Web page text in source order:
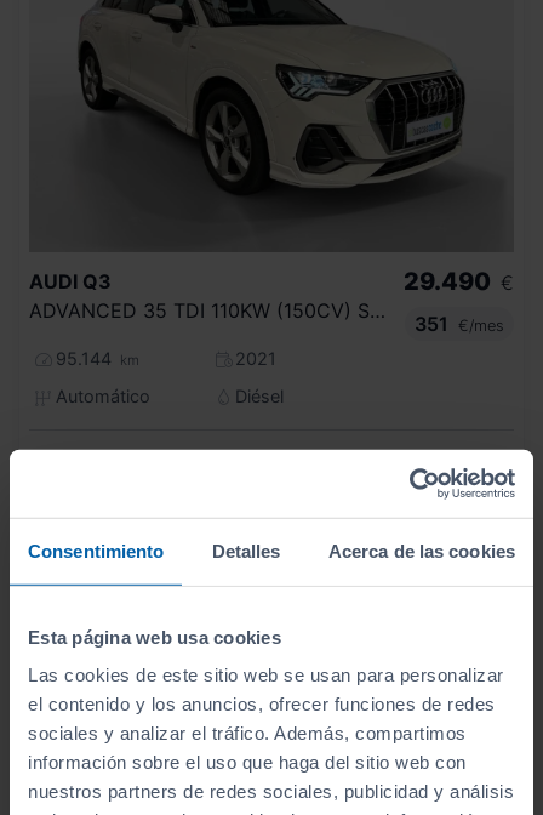
Consentimiento Detalles Acerca de las cookies
Esta página web usa cookies
Las cookies de este sitio web se usan para personalizar
el contenido y los anuncios, ofrecer funciones de redes
sociales y analizar el tráfico. Además, compartimos
información sobre el uso que haga del sitio web con
nuestros partners de redes sociales, publicidad y análisis
AUDI Q3
ADVANCED 35 TDI 110KW (150CV) S TRONIC
95.144 km
2021
Automático
Diésel
29.490 €
351
€/mes